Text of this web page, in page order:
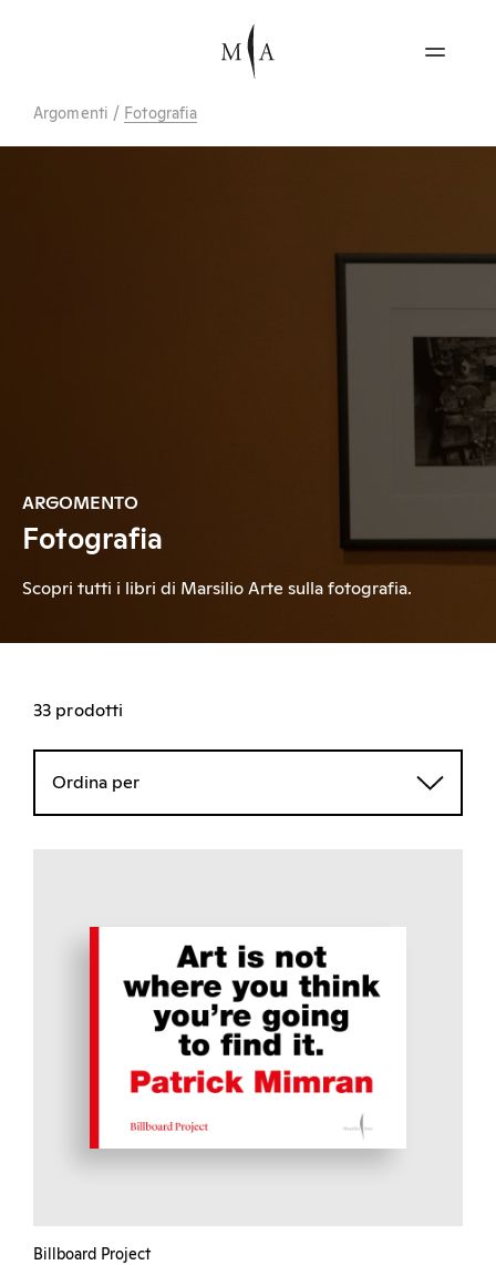
Argomenti / Fotografia
ARGOMENTO
Fotografia
Scopri tutti i libri di Marsilio Arte sulla fotografia.
33 prodotti
Ordina per
Billboard Project